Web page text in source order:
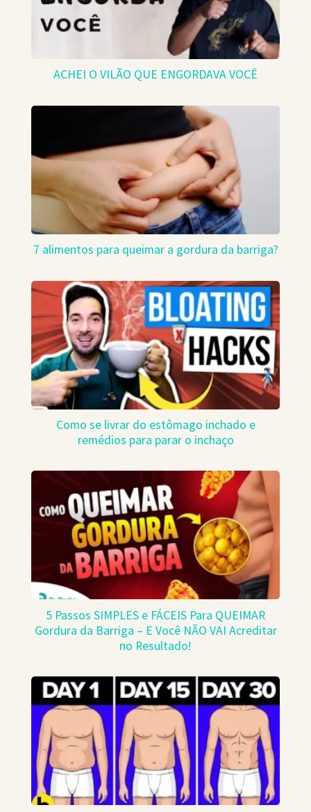
ACHEI O VILÃO QUE ENGORDAVA VOCÊ
7 alimentos para queimar a gordura da barriga?
Como se livrar do estômago inchado e
remédios para parar o inchaço
5 Passos SIMPLES e FÁCEIS Para QUEIMAR
Gordura da Barriga – E Você NÃO VAI Acreditar
no Resultado!